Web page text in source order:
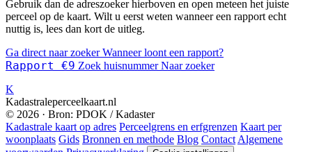
Gebruik dan de adreszoeker hierboven en open meteen het juiste
perceel op de kaart. Wilt u eerst weten wanneer een rapport echt
nuttig is, lees dan kort de uitleg.
Ga direct naar zoekerWanneer loont een rapport?
Rapport €9 Zoek huisnummer Naar zoeker
K
Kadastraleperceelkaart.nl
© 2026 · Bron: PDOK / Kadaster
Kadastrale kaart op adres Perceelgrens en erfgrenzen Kaart per
woonplaats Gids Bronnen en methode Blog Contact Algemene